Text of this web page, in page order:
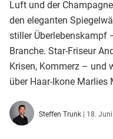
Luft und der
den eleganten
stiller Überlebenskampf
Branche. Star-Friseur
Krisen, Kommerz – und
über Haar-Ikone Marlies
Steffen Trunk | 18.